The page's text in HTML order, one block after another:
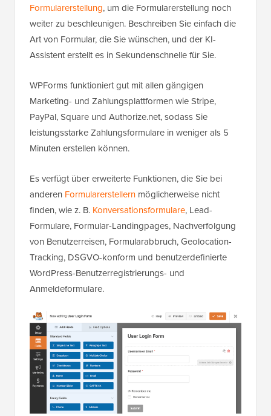
Formularerstellung, um die Formularerstellung noch
weiter zu beschleunigen. Beschreiben Sie einfach die
Art von Formular, die Sie wünschen, und der KI-
Assistent erstellt es in Sekundenschnelle für Sie.
WPForms funktioniert gut mit allen gängigen
Marketing- und Zahlungsplattformen wie Stripe,
PayPal, Square und Authorize.net, sodass Sie
leistungsstarke Zahlungsformulare in weniger als 5
Minuten erstellen können.
Es verfügt über erweiterte Funktionen, die Sie bei
anderen Formularerstellern möglicherweise nicht
finden, wie z. B. Konversationsformulare, Lead-
Formulare, Formular-Landingpages, Nachverfolgung
von Benutzerreisen, Formularabbruch, Geolocation-
Tracking, DSGVO-konform und benutzerdefinierte
WordPress-Benutzerregistrierungs- und
Anmeldeformulare.